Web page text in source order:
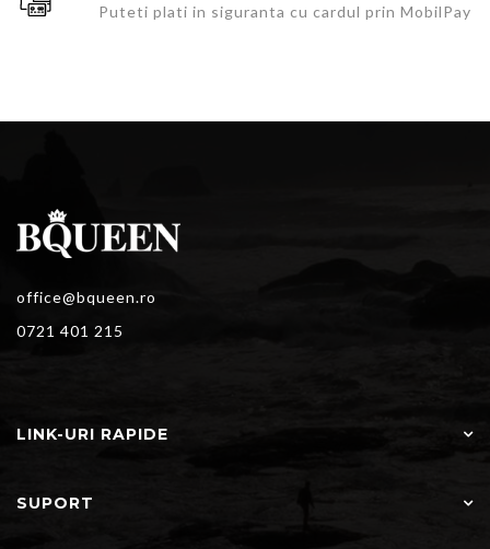
Puteti plati in siguranta cu cardul prin MobilPay
office@bqueen.ro
0721 401 215
LINK-URI RAPIDE
SUPORT